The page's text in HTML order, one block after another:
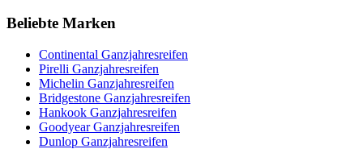
Beliebte Marken
Continental Ganzjahresreifen
Pirelli Ganzjahresreifen
Michelin Ganzjahresreifen
Bridgestone Ganzjahresreifen
Hankook Ganzjahresreifen
Goodyear Ganzjahresreifen
Dunlop Ganzjahresreifen